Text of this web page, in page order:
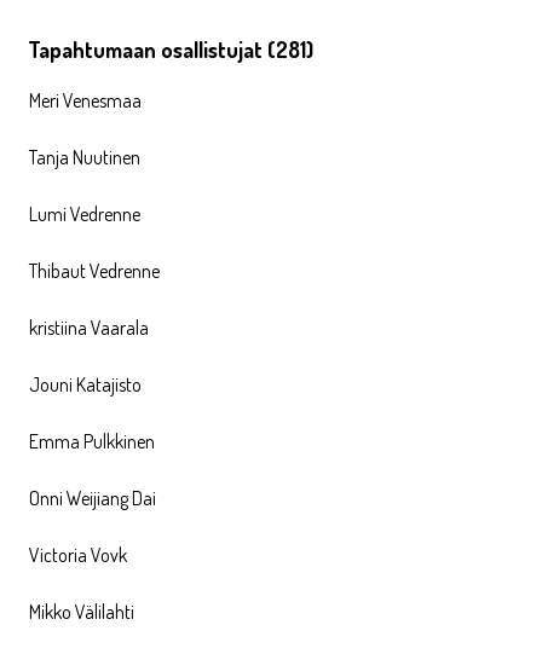
Tapahtumaan osallistujat (281)
Meri Venesmaa
Tanja Nuutinen
Lumi Vedrenne
Thibaut Vedrenne
kristiina Vaarala
Jouni Katajisto
Emma Pulkkinen
Onni Weijiang Dai
Victoria Vovk
Mikko Välilahti